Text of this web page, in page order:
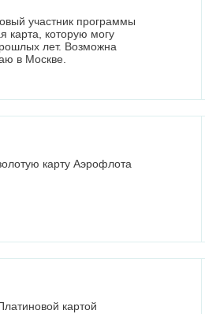
участник программы
которую могу
лет. Возможна
в Москве.
карту Аэрофлота
картой